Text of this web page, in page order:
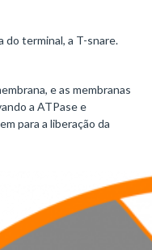
do terminal, a T-snare.
e as membranas
a ATPase e
para a liberação da